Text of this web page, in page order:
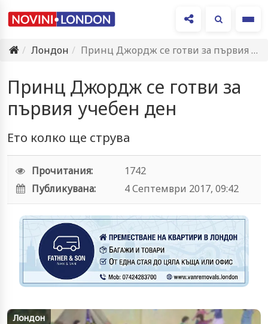
Лондон
Принц Джордж се готви за първия учебен ден
Принц Джордж се готви за
първия учебен ден
Ето колко ще струва
Прочитания:
1742
Публикувана:
4 Септември 2017, 09:42
Лондон